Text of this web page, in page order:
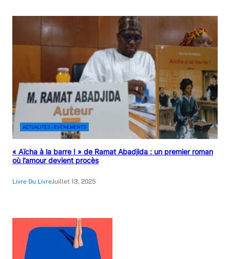
ACTUALITÉS / EVÉNEMENTS
« Aïcha à la barre ! » de Ramat Abadjida : un premier roman
où l’amour devient procès
Livre Du LivreJuillet 13, 2025